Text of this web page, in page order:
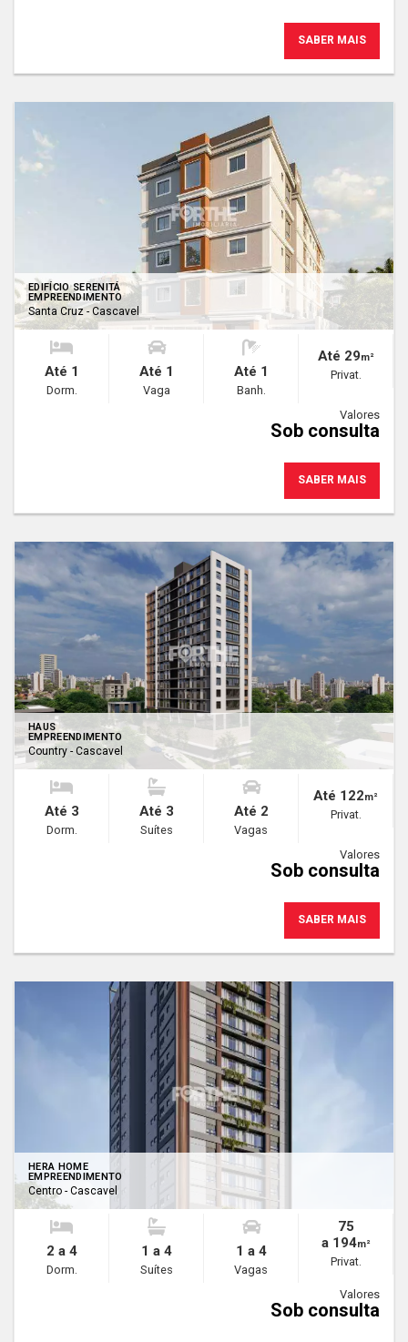
SABER MAIS
EDIFÍCIO SERENITÁ
EMPREENDIMENTO
Santa Cruz - Cascavel
Até 1
Dorm.
Até 1
Vaga
Até 1
Banh.
Até 29m²
Privat.
Valores
Sob consulta
SABER MAIS
HAUS
EMPREENDIMENTO
Country - Cascavel
Até 3
Dorm.
Até 3
Suítes
Até 2
Vagas
Até 122m²
Privat.
Valores
Sob consulta
SABER MAIS
HERA HOME
EMPREENDIMENTO
Centro - Cascavel
2 a 4
Dorm.
1 a 4
Suítes
1 a 4
Vagas
75
a 194m²
Privat.
Valores
Sob consulta